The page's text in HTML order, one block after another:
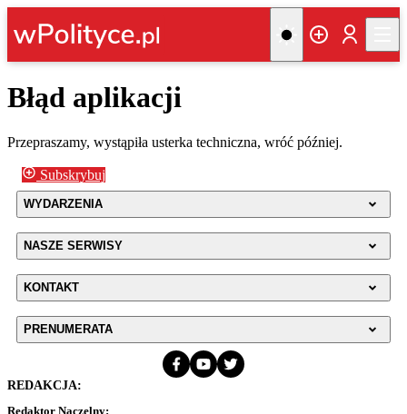
Błąd aplikacji
Przepraszamy, wystąpiła usterka techniczna, wróć później.
Subskrybuj
WYDARZENIA
NASZE SERWISY
KONTAKT
PRENUMERATA
REDAKCJA:
Redaktor Naczelny: